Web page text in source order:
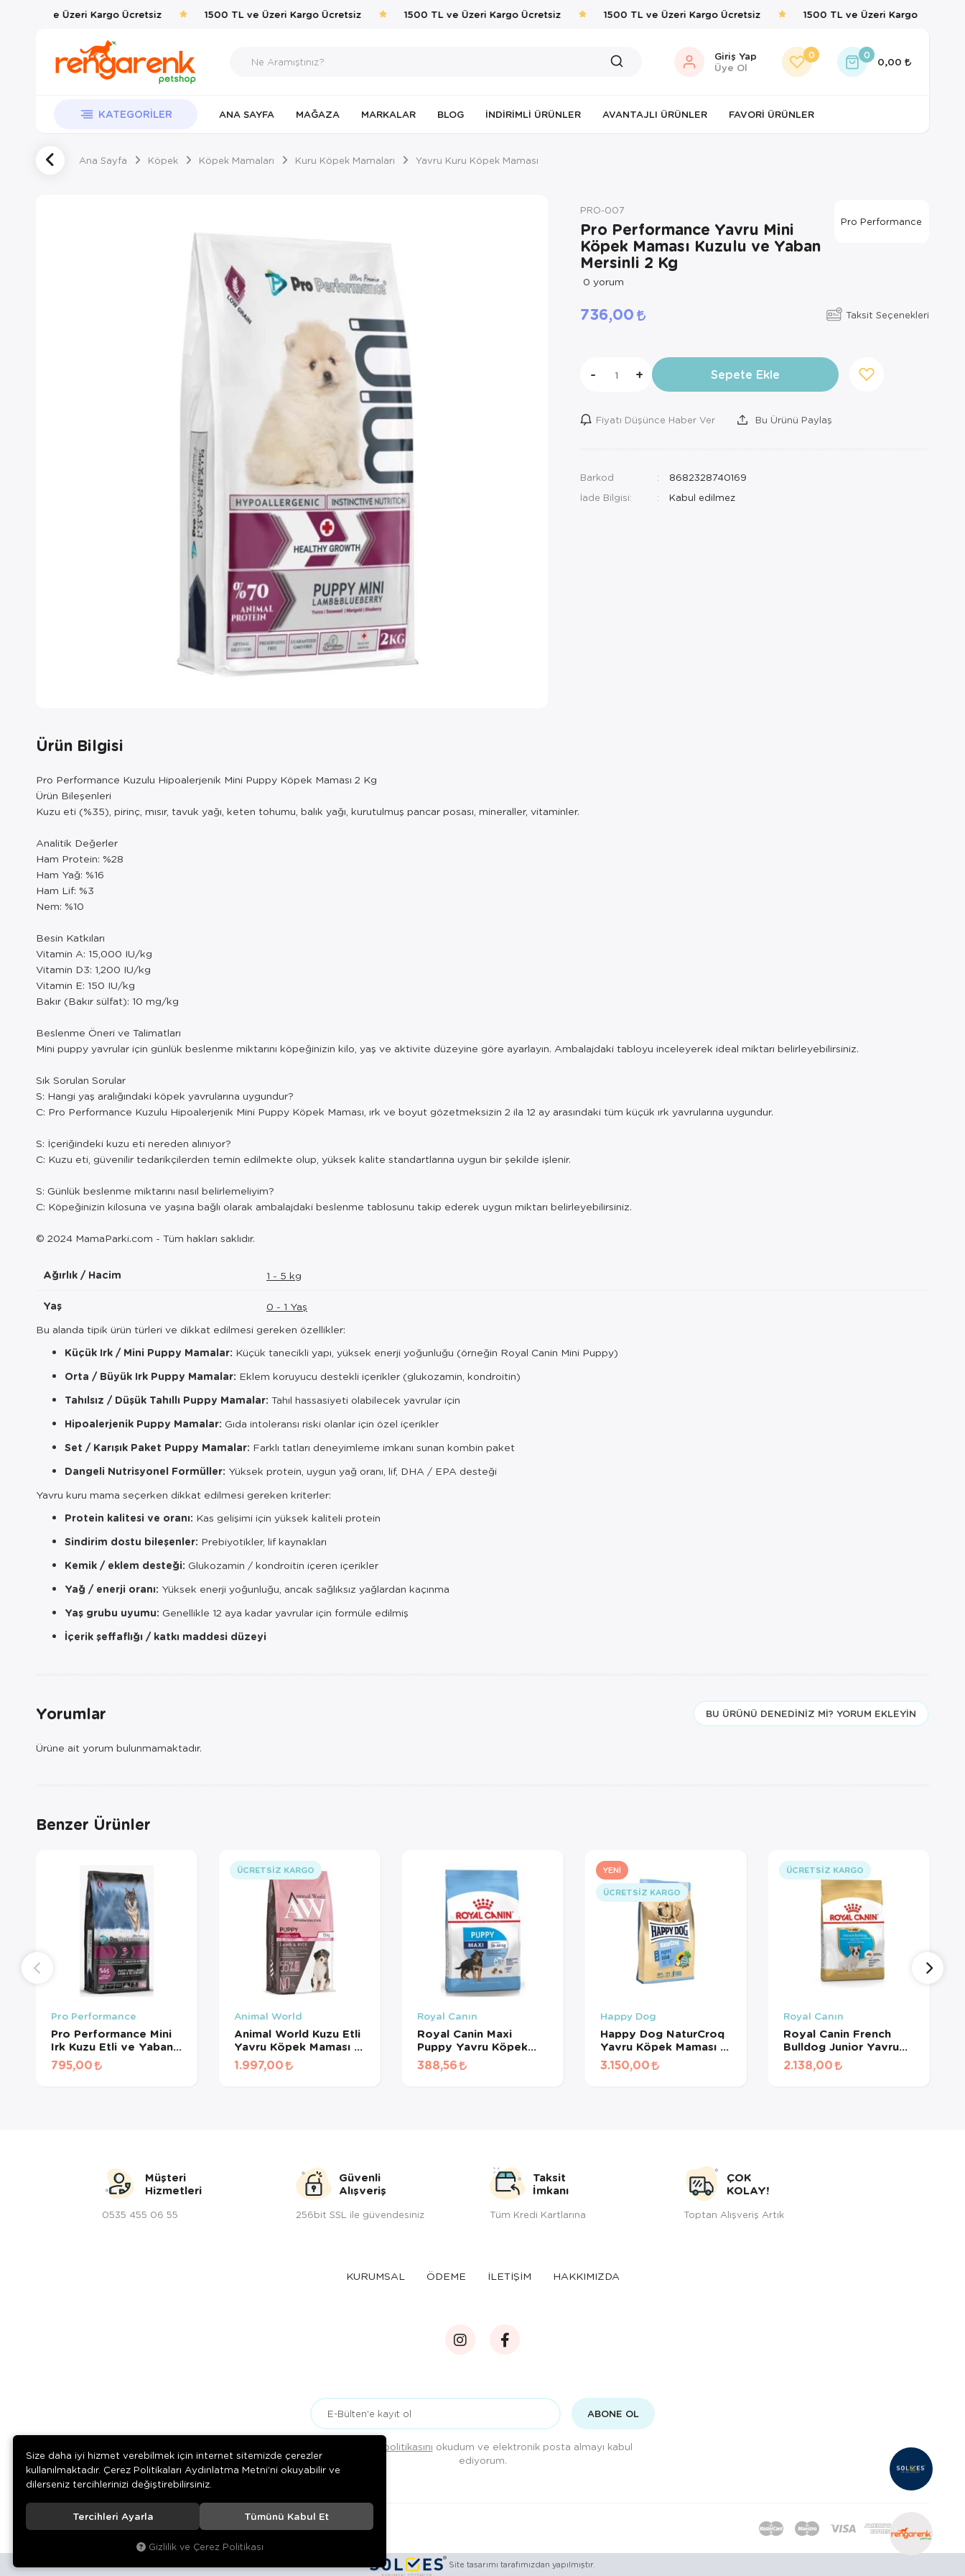
TL ve Üzeri Kargo Ücretsiz 1500 TL ve Üzeri Kargo Ücretsiz 1500 TL ve Üzeri Kargo Ücretsiz 1500 TL ve Üzeri Kargo Ücretsiz 1500 TL ve Üzeri Kargo Ücretsiz
Giriş Yap
Üye Ol
0 0
0,00
KATEGORILER ANA SAYFA MAĞAZA MARKALAR BLOG İNDIRIMLI ÜRÜNLER AVANTAJLI ÜRÜNLER FAVORI ÜRÜNLER
Ana Sayfa Köpek Köpek Mamaları Kuru Köpek Mamaları Yavru Kuru Köpek Maması
PRO-007
Pro Performance Yavru Mini
Köpek Maması Kuzulu ve Yaban
Mersinli 2 Kg
0 yorum
Pro Performance
736,00 Taksit Seçenekleri
- + Sepete Ekle
Fiyatı Düşünce Haber Ver Bu Ürünü Paylaş
Barkod
8682328740169
İade Bilgisi:
Ürün Bilgisi
Pro Performance Kuzulu Hipoalerjenik Mini Puppy Köpek Maması 2 Kg
Ürün Bileşenleri
Kuzu eti (%35), pirinç, mısır, tavuk yağı, keten tohumu, balık yağı, kurutulmuş pancar posası, mineraller, vitaminler.
Analitik Değerler
Ham Protein: %28
Ham Yağ: %16
Ham Lif: %3
Nem: %10
Besin Katkıları
Vitamin A: 15,000 IU/kg
Vitamin D3: 1,200 IU/kg
Vitamin E: 150 IU/kg
Bakır (Bakır sülfat): 10 mg/kg
Beslenme Öneri ve Talimatları
Mini puppy yavrular için günlük beslenme miktarını köpeğinizin kilo, yaş ve aktivite düzeyine göre ayarlayın. Ambalajdaki tabloyu inceleyerek ideal miktarı belirleyebilirsiniz.
Sık Sorulan Sorular
S: Hangi yaş aralığındaki köpek yavrularına uygundur?
C: Pro Performance Kuzulu Hipoalerjenik Mini Puppy Köpek Maması, ırk ve boyut gözetmeksizin 2 ila 12 ay arasındaki tüm küçük ırk yavrularına uygundur.
S: İçeriğindeki kuzu eti nereden alınıyor?
C: Kuzu eti, güvenilir tedarikçilerden temin edilmekte olup, yüksek kalite standartlarına uygun bir şekilde işlenir.
S: Günlük beslenme miktarını nasıl belirlemeliyim?
C: Köpeğinizin kilosuna ve yaşına bağlı olarak ambalajdaki beslenme tablosunu takip ederek uygun miktarı belirleyebilirsiniz.
© 2024 MamaParki.com - Tüm hakları saklıdır.
Ağırlık / Hacim 1 - 5 kg
Yaş
0 - 1 Yaş
Bu alanda tipik ürün türleri ve dikkat edilmesi gereken özellikler:
Küçük Irk / Mini Puppy Mamalar: Küçük tanecikli yapı, yüksek enerji yoğunluğu (örneğin Royal Canin Mini Puppy)
Orta / Büyük Irk Puppy Mamalar: Eklem koruyucu destekli içerikler (glukozamin, kondroitin)
Tahılsız / Düşük Tahıllı Puppy Mamalar: Tahıl hassasiyeti olabilecek yavrular için
Hipoalerjenik Puppy Mamalar: Gıda intoleransı riski olanlar için özel içerikler
Set / Karışık Paket Puppy Mamalar: Farklı tatları deneyimleme imkanı sunan kombin paket
Dangeli Nutrisyonel Formüller: Yüksek protein, uygun yağ oranı, lif, DHA / EPA desteği
Yavru kuru mama seçerken dikkat edilmesi gereken kriterler:
Protein kalitesi ve oranı: Kas gelişimi için yüksek kaliteli protein
Sindirim dostu bileşenler: Prebiyotikler, lif kaynakları
Kemik / eklem desteği: Glukozamin / kondroitin içeren içerikler
Yağ / enerji oranı: Yüksek enerji yoğunluğu, ancak sağlıksız yağlardan kaçınma
Yaş grubu uyumu: Genellikle 12 aya kadar yavrular için formüle edilmiş
İçerik şeffaflığı / katkı maddesi düzeyi
Yorumlar BU ÜRÜNÜ DENEDINIZ MI? YORUM EKLEYIN
Ürüne ait yorum bulunmamaktadır.
Benzer Ürünler
Pro Performance
Pro Performance Mini
Irk Kuzu Etli ve Yaban
Mersinli Yavru Köpek
Maması 2 Kg
795,00
ÜCRETSIZ KARGO
Animal World
Animal World Kuzu Etli
Yavru Köpek Maması 15
Kg
1.997,00
Royal Canın
Royal Canin Maxi
Puppy Yavru Köpek
Maması (1 KG
BÖLÜNMÜŞ)
388,56
YENI
ÜCRETSIZ KARGO
Happy Dog
Happy Dog NaturCroq
Yavru Köpek Maması 15
Kg
3.150,00
ÜCRETSIZ KARGO
Royal Canın
Royal Canin French
Bulldog Junior Yavru
Köpek Maması 3 Kg
2.138,00
Müşteri
Hizmetleri
0535 455 06 55
Güvenli
Alışveriş
256bit SSL ile güvendesiniz
Taksit
İmkanı
Tüm Kredi Kartlarına
ÇOK
KOLAY!
Toptan Alışveriş Artık
KURUMSAL ÖDEME İLETİŞİM HAKKIMIZDA
ABONE OL
Gizlilik politikasını okudum ve elektronik posta almayı kabul
ediyorum.
© 2020Rengarenk Pet Shop. Tüm hakları saklıdır.
Site tasarımı tarafımızdan yapılmıştır.
Size daha iyi hizmet verebilmek için internet sitemizde çerezler
kullanılmaktadır. Çerez Politikaları Aydınlatma Metni’ni okuyabilir ve
dilerseniz tercihlerinizi değiştirebilirsiniz.
Tercihleri Ayarla Tümünü Kabul Et
Gizlilik ve Çerez Politikası